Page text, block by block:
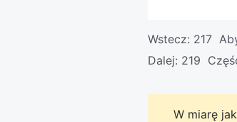
Wstecz: 217
Dalej: 219
W miarę